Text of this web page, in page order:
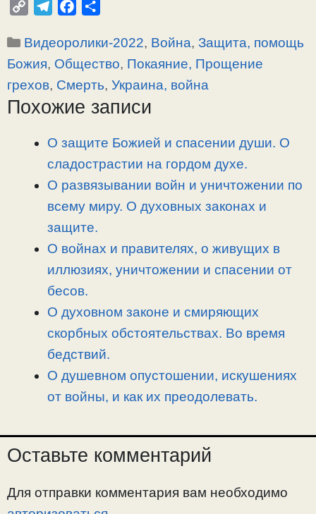
p
y
n
l
e
g
a
c
e
o
п
р
и
Рубрики
Видеоролики-2022, Война,Защита, помощь
Божия, Общество, Покаяние, Прощение
грехов, Смерть, Украина, война
Похожие записи
О защите Божией и спасении души. О
сладострастии на гордом духе.
О развязывании войн и уничтожении по
всему миру. О духовных законах и
защите.
О войнах и правителях, о живущих в
иллюзиях, уничтожении и спасении от
бесов.
О духовном законе и смиряющих
скорбных обстоятельствах. Во время
бедствий.
О душевном опустошении, искушениях
от войны, и как их преодолевать.
Оставьте комментарий
Для отправки комментария вам необходимо